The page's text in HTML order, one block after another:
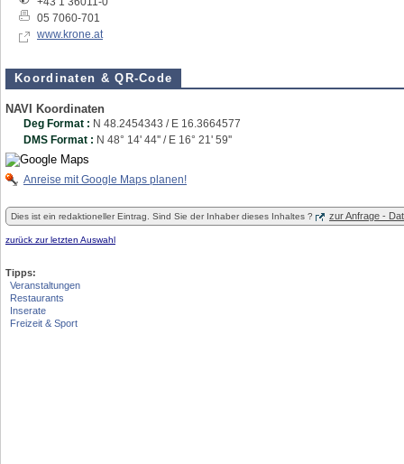
05 7060-701
www.krone.at
Koordinaten & QR-Code
NAVI Koordinaten
Deg Format : N 48.2454343 / E 16.3664577
DMS Format : N 48° 14' 44'' / E 16° 21' 59''
Anreise mit Google Maps planen!
Dies ist ein redaktioneller Eintrag. Sind Sie der Inhaber dieses Inhaltes ? zur Anfrage -
zurück zur letzten Auswahl
Tipps:
Veranstaltungen
Restaurants
Inserate
Freizeit & Sport